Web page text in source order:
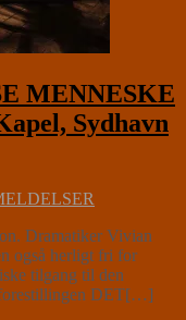
MENNESKE
Sydhavn
Dramatiker Vivian
også herligt fri for
tilgang til den
forestillingen DET[…]